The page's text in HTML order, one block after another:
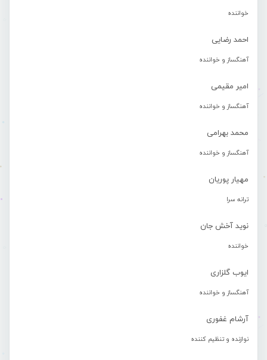
خواننده
احمد رضایی
آهنگساز و خواننده
امیر مقیمی
آهنگساز و خواننده
محمد بهرامی
آهنگساز و خواننده
مهیار پوریان
ترانه سرا
نوید آخش جان
خواننده
ایوب گلزاری
آهنگساز و خواننده
آرشام غفوری
نوازنده و تنظیم کننده